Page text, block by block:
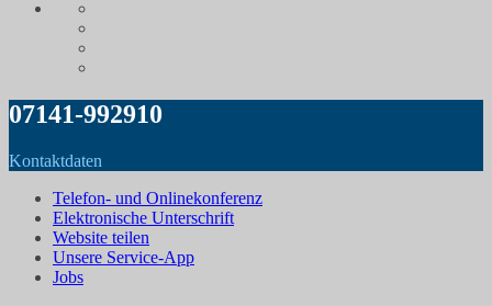
07141-992910
Kontaktdaten
Telefon- und Onlinekonferenz
Elektronische Unterschrift
Website teilen
Unsere Service-App
Jobs